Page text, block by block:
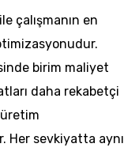
çalışmanın en
birim maliyet
daha rekabetçi
Her sevkiyatta aynı